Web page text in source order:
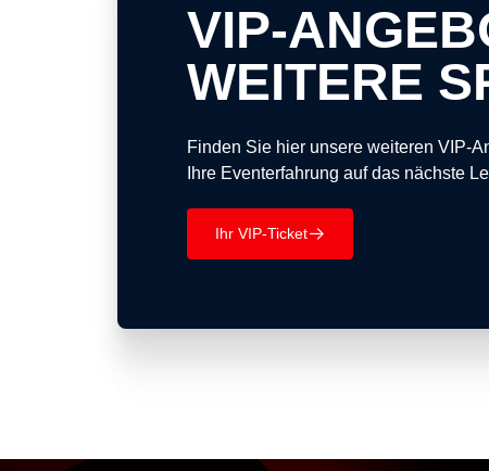
VIP-
WEITERE
Finden Sie hier unsere weiteren VIP-
Ihre Eventerfahrung auf das nächste
Ihr VIP-Ticket􀄫